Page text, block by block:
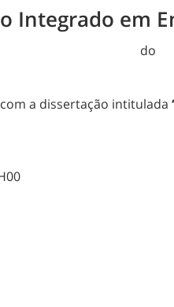
Integrado em
do
com a dissertação intitulada